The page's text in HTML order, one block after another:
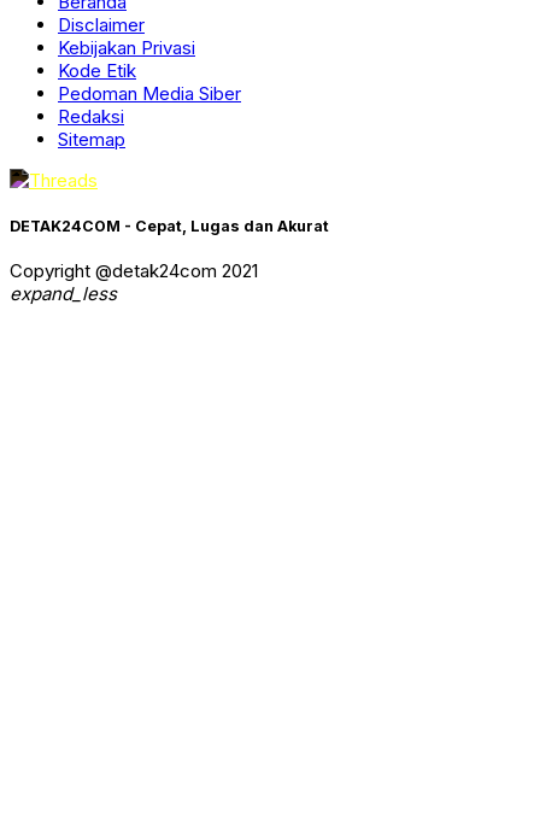
Disclaimer
Kebijakan Privasi
Kode Etik
Pedoman Media Siber
Redaksi
Sitemap
DETAK24COM - Cepat, Lugas dan Akurat
Copyright @detak24com 2021
expand_less